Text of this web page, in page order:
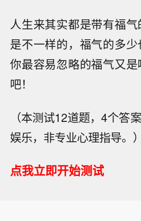
人生来其实都是带有福
是不一样的，福气的多少
你最容易忽略的福气又
吧！
（本测试12道题，4个答
娱乐，非专业心理指导。）
点我立即开始测试